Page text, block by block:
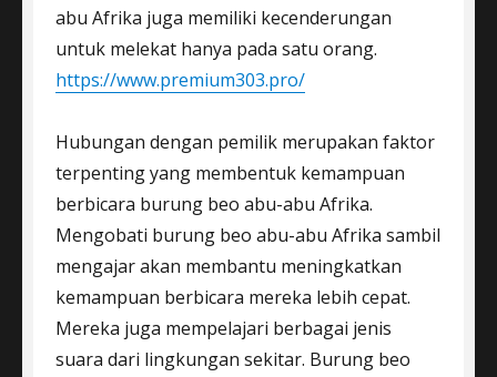
abu Afrika juga memiliki kecenderungan
untuk melekat hanya pada satu orang.
https://www.premium303.pro/
Hubungan dengan pemilik merupakan faktor
terpenting yang membentuk kemampuan
berbicara burung beo abu-abu Afrika.
Mengobati burung beo abu-abu Afrika sambil
mengajar akan membantu meningkatkan
kemampuan berbicara mereka lebih cepat.
Mereka juga mempelajari berbagai jenis
suara dari lingkungan sekitar. Burung beo